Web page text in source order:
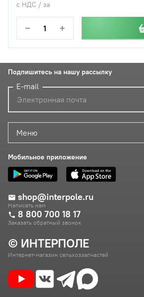
с НДС / за
− +
© ИНТЕРПОЛЕ
Интернет-магазин сельхоззапчастей
Меню
Мобильное приложение
shop@interpole.ru
Написать нам
8 800 700 18 17
Заказать обратный звонок
Подпишитесь на нашу рассылку
E-mail